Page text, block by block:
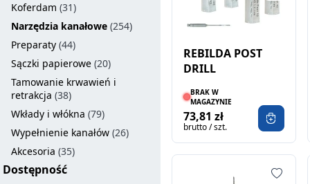
Koferdam (31)
Narzędzia kanałowe (254)
Preparaty (44)
Sączki papierowe (20)
Tamowanie krwawień i
retrakcja (38)
Wkłady i włókna (79)
Wypełnienie kanałów (26)
Akcesoria (35)
Dostępność
REBILDA POST
DRILL
BRAK W
MAGAZYNIE
73,81 zł
brutto / szt.